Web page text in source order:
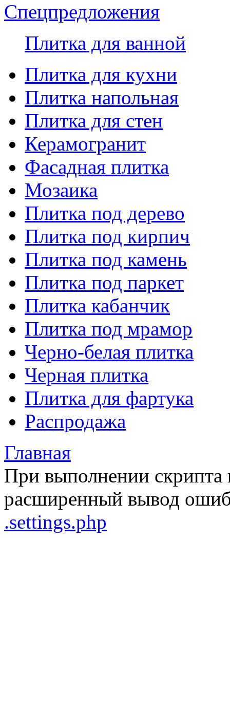
Спецпредложения
Плитка для ванной
Плитка для кухни
Плитка напольная
Плитка для стен
Керамогранит
Фасадная плитка
Мозаика
Плитка под дерево
Плитка под кирпич
Плитка под камень
Плитка под паркет
Плитка кабанчик
Плитка под мрамор
Черно-белая плитка
Черная плитка
Плитка для фартука
Распродажа
Главная
При выполнении
расширенный вывод
.settings.php